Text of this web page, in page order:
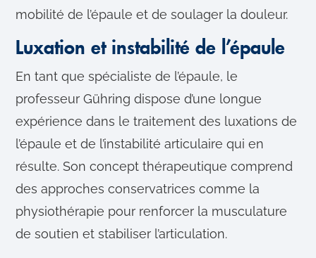
mobilité de l’épaule et de soulager la douleur.
Luxation et instabilité de l’épaule
En tant que spécialiste de l’épaule, le
professeur Gühring dispose d’une longue
expérience dans le traitement des luxations de
l’épaule et de l’instabilité articulaire qui en
résulte. Son concept thérapeutique comprend
des approches conservatrices comme la
physiothérapie pour renforcer la musculature
de soutien et stabiliser l’articulation.